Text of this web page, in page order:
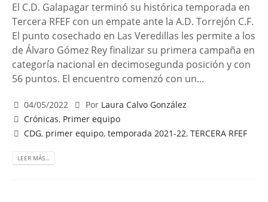
El C.D. Galapagar terminó su histórica temporada en
Tercera RFEF con un empate ante la A.D. Torrejón C.F.
El punto cosechado en Las Veredillas les permite a los
de Álvaro Gómez Rey finalizar su primera campaña en
categoría nacional en decimosegunda posición y con
56 puntos. El encuentro comenzó con un...
04/05/2022 Por Laura Calvo González
Crónicas, Primer equipo
CDG, primer equipo,temporada 2021-22,TERCERA RFEF
LEER MÁS…